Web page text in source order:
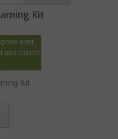
Kit
sont
aux clients
Kit